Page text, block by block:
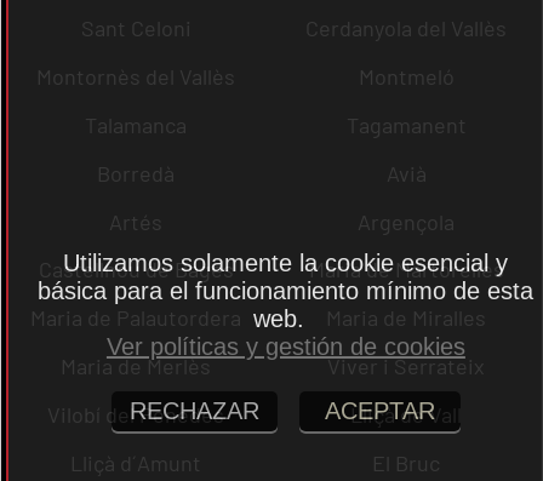
Sant Celoni
Cerdanyola del Vallès
Montornès del Vallès
Montmeló
Talamanca
Tagamanent
Borredà
Avià
Artés
Argençola
Castellnou de Bages
Maria de Martorelles
Maria de Palautordera
Maria de Miralles
Maria de Merlès
Viver i Serrateix
Vilobí del Penedès
Lliçà de Vall
Lliçà d´Amunt
El Bruc
Utilizamos solamente la cookie esencial y
básica para el funcionamiento mínimo de esta
web.
Ver políticas y gestión de cookies
RECHAZAR ACEPTAR